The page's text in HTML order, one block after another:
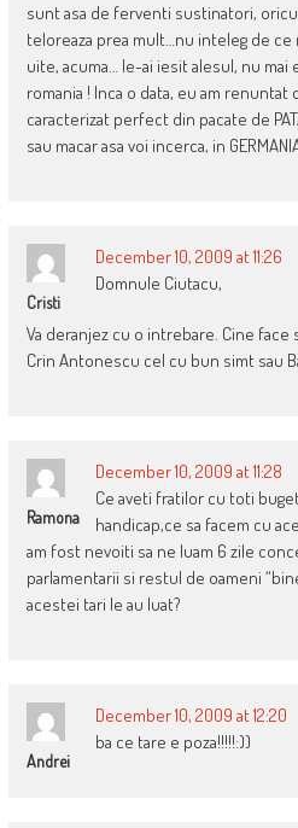
sunt asa de ferventi sustinatori,
teloreaza prea mult…nu inteleg de ce
uite, acuma… le-ai iesit alesul, nu mai e
romania ! Inca o data, eu am renuntat
caracterizat perfect din pacate de
sau macar asa voi incerca, in
Cristi
December 10, 2009 at 11:26
Domnule Ciutacu,
Va deranjez cu o intrebare. Cine
Crin Antonescu cel cu bun simt sau
Ramona
December 10, 2009 at 11:28
Ce aveti fratilor cu toti
handicap,ce sa facem cu
am fost nevoiti sa ne luam 6 zile
parlamentarii si restul de oameni
acestei tari le au luat?
Andrei
December 10, 2009 at 12:20
ba ce tare e poza!!!!!:))